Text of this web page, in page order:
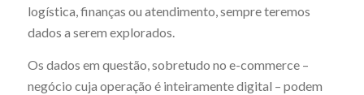
logística, finanças ou atendimento, sempre teremos
dados a serem explorados.
Os dados em questão, sobretudo no e-commerce –
negócio cuja operação é inteiramente digital – podem